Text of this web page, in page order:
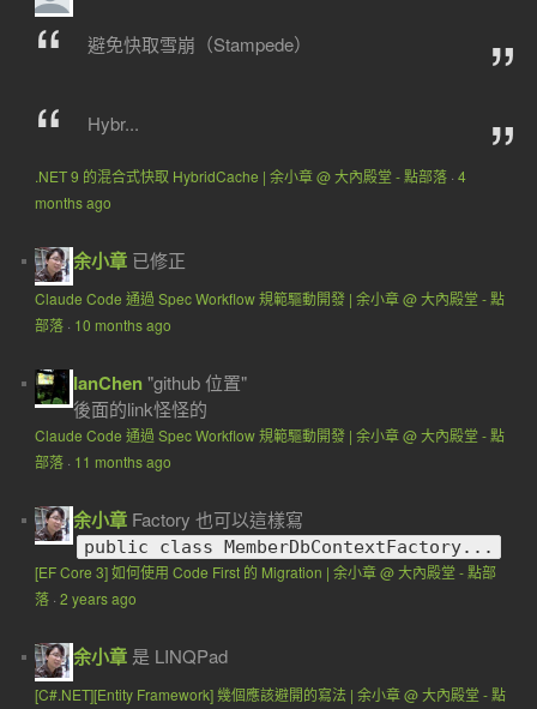
避免快取雪崩（Stampede）
Hybr...
.NET 9 的混合式快取 HybridCache | 余小章 @ 大內殿堂 - 點部落· 4
months ago
余小章 已修正
Claude Code 通過 Spec Workflow 規範驅動開發 | 余小章 @ 大內殿堂 - 點
部落· 10 months ago
IanChen"github 位置"
後面的link怪怪的
Claude Code 通過 Spec Workflow 規範驅動開發 | 余小章 @ 大內殿堂 - 點
部落· 11 months ago
余小章 Factory 也可以這樣寫
public class MemberDbContextFactory...
[EF Core 3] 如何使用 Code First 的 Migration | 余小章 @ 大內殿堂 - 點部
落· 2 years ago
余小章 是 LINQPad
[C#.NET][Entity Framework] 幾個應該避開的寫法 | 余小章 @ 大內殿堂 - 點